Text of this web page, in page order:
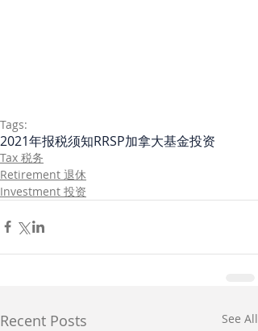
Tags:
2021年报税须知RRSP加拿大基金投资
Tax 税务
Retirement 退休
Investment 投资
Recent Posts See All